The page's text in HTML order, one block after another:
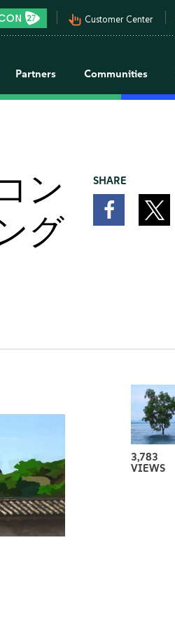
pan_tool_alt Customer Center
Partners Communities
ン
グ
SHARE
3,783
VIEWS